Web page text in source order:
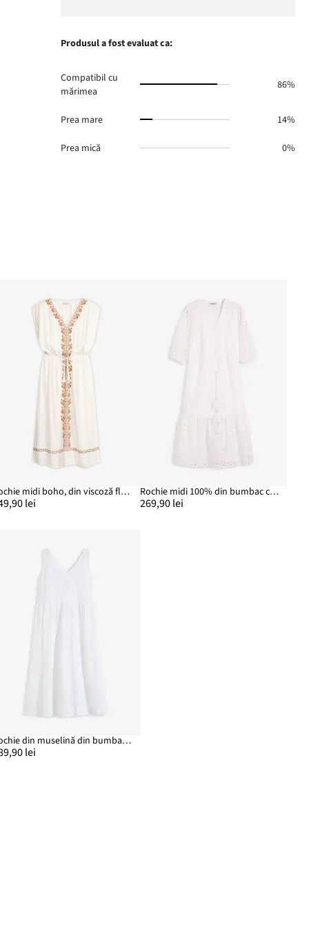
voturi
0.
de
Produsul a fost evaluat ca:
Compatibil cu
mărimea
86%
Prea mare 14%
Prea mică 0%
Rochie midi boho, din viscoză fluidă
lei
Rochie midi 100% din bumbac cu broderie perforată
269,90 lei
Rochie din muselină din bumbac 100%
lei